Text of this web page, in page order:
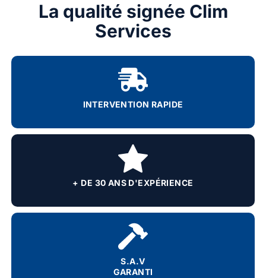
La qualité signée Clim
Services
INTERVENTION RAPIDE
+ DE 30 ANS D'EXPÉRIENCE
S.A.V
GARANTI